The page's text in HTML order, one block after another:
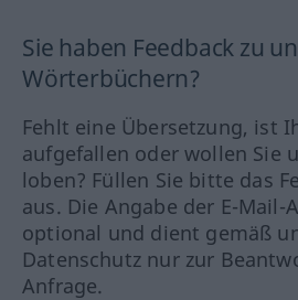
Sie haben Feedback zu
Wörterbüchern?
Fehlt eine Übersetzung, ist
aufgefallen oder wollen Sie
loben? Füllen Sie bitte das
aus. Die Angabe der E-Mail-
optional und dient gemäß
Datenschutz nur zur
Anfrage.